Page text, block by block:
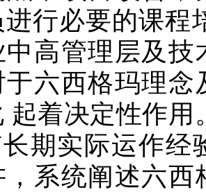
进行必要的课
高管理层及
于六西格玛理
起着决定性作用
期实际运作经
，系统阐述六